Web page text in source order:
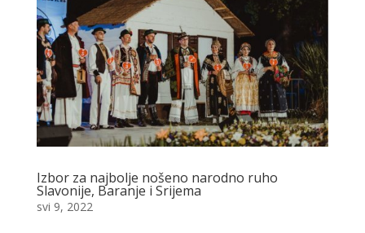
Izbor za najbolje nošeno narodno ruho
Slavonije, Baranje i Srijema
svi 9, 2022